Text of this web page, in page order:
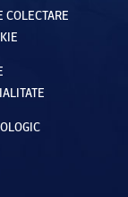
COLECTARE